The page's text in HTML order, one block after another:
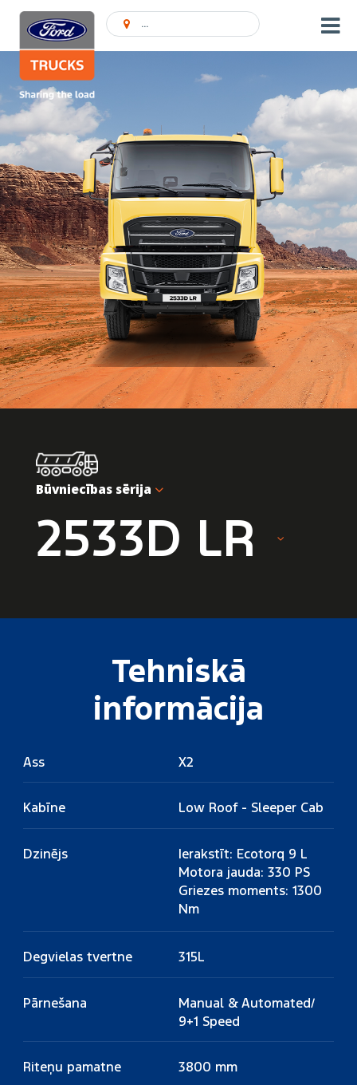
Atrast pārstāvniecību
Būvniecības sērija
2533D LR
Tehniskā
informācija
Ass X2
Kabīne Low Roof - Sleeper Cab
Dzinējs
Ierakstīt: Ecotorq 9 L
Motora jauda: 330 PS
Griezes moments: 1300
Nm
Degvielas tvertne 315L
Pārnešana
Manual & Automated/
9+1 Speed
Riteņu pamatne 3800 mm